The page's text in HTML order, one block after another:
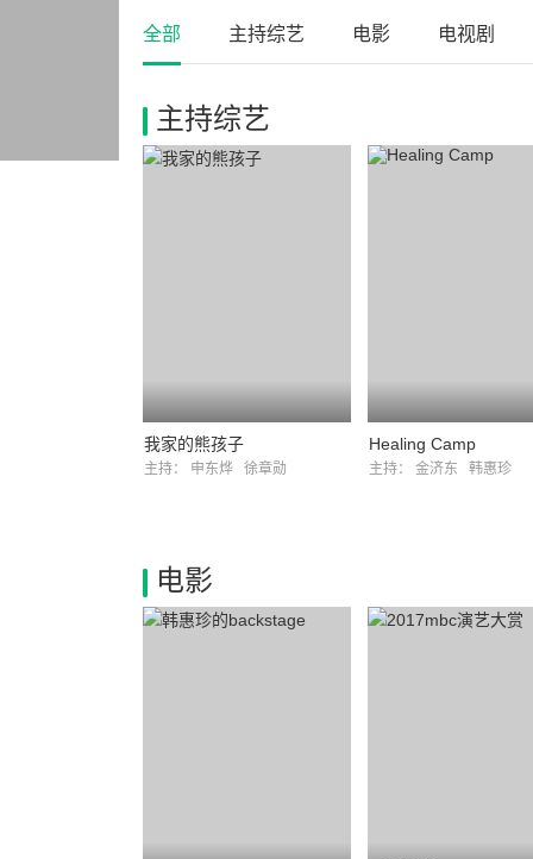
全部 主持综艺 电影 电视剧
主持综艺
我家的熊孩子
主持： 申东烨 徐章勋
Healing Camp
主持： 金济东 韩惠珍
电影